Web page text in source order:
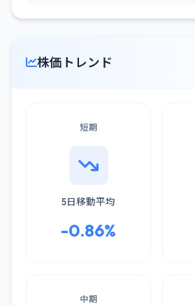
株価トレンド
短期
5日移動平均
-0.86%
中期